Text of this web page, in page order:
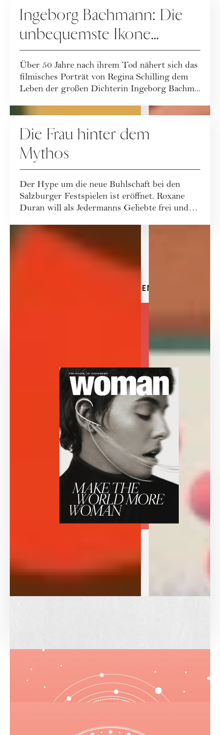
GESUNDHEI
neu
Ingeborg Bachmann: Die
unbequemste Ikone
Österreichs
Über 50 Jahre nach ihrem Tod nähert sich das
filmisches Porträt von Regina Schilling dem
Leben der großen Dichterin Ingeborg Bachm...
Die Frau hinter dem
Mythos
Der Hype um die neue Buhlschaft bei den
Salzburger Festspielen ist eröffnet. Roxane
Duran will als Jedermanns Geliebte frei und
JETZT ABONNIEREN
Jetzt WOMAN
abonnieren
Services
Hier finden Sie das aktuelle